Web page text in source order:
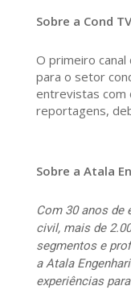
Sobre a Cond TV
O primeiro
para o setor
entrevistas com
reportagens,
Sobre a Atala
Com 30 anos de
civil, mais de
segmentos e
a Atala
experiências